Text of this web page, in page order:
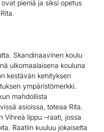
pieniä ja siksi opetus
Skandinaavinen koulu
ulkomaalaisena kouluna
kestävän kehityksen
ympäristömerkki.
mahdollista
asioissa, toteaa Rita.
Vihreä lippu –raati, jossa
Raatiin kuuluu jokaiselta